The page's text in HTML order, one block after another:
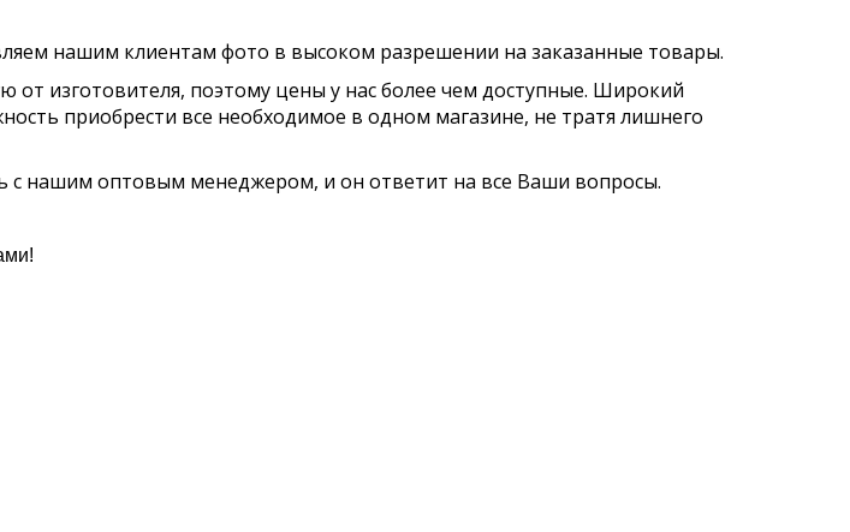
нашим клиентам фото в высоком разрешении на заказанные товары.
изготовителя, поэтому цены у нас более чем доступные. Широкий
приобрести все необходимое в одном магазине, не тратя лишнего
с нашим оптовым менеджером, и он ответит на все Ваши вопросы.